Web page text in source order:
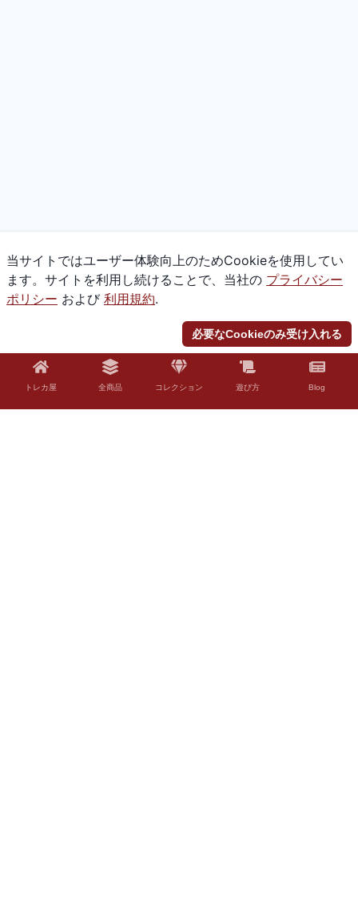
当サイトではユーザー体験向上のためCookieを使用してい
ます。サイトを利用し続けることで、当社の プライバシー
ポリシー および 利用規約.
必要なCookieのみ受け入れる
トレカ屋 全商品 コレクション 遊び方 Blog